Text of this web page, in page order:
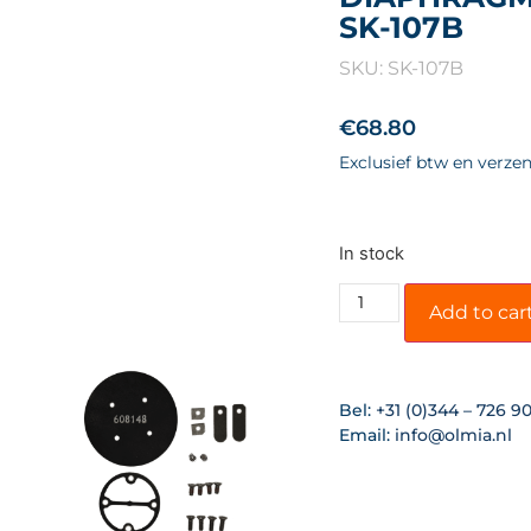
SK-107B
SKU: SK-107B
€68.80
Exclusief btw en
In stock
Add to
Bel: +31 (0)344 – 726
Email: info@olmia.nl